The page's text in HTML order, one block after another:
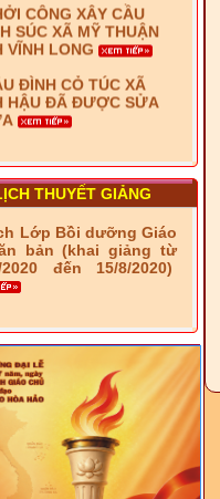
SÚC XÃ MỸ THUẬN
VĨNH LONG
HẬU ĐÃ ĐƯỢC SỬA
khó khăn tại xã Tây
RA QUÂN DẬM VÁ,
CHỮA LỘ GIAO
NÔNG THÔN (XÃ
LUẬT VIỆT NAM VÀ
CHƯƠNG GIÁO HỘI
NHIỆM KỲ VI (2024-
CHO TRỊ SỰ VIÊN
ƯƠNG, BAN ĐẠI
TỈNH VÀ GIÁO LÝ
- CHUYÊN ĐỀ: NHỮNG
ĐỀ CHUNG VỀ PHÁP
VÀ HỆ THỐNG PHÁP
VIỆT NAM
THUYẾT GIẢNG
Lớp Bồi dưỡng Giáo
bản (khai giảng từ
2020 đến 15/8/2020)